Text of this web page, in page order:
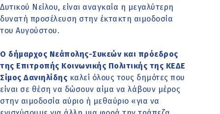
Δυτικού Νείλου, είναι αναγκαία η μεγαλύτερη
δυνατή προσέλευση στην έκτακτη αιμοδοσία
του Αυγούστου.
Ο δήμαρχος Νεάπολης-Συκεών και πρόεδρος
της Επιτροπής Κοινωνικής Πολιτικής της ΚΕΔΕ
Σίμος Δανιηλίδης καλεί όλους τους δημότες που
είναι σε θέση να δώσουν αίμα να λάβουν μέρος
στην αιμοδοσία αύριο ή μεθαύριο «για να